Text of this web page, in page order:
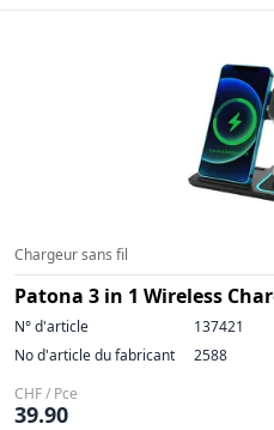
Chargeur sans fil
Patona 3 in 1 Wireless
N° d'article
137421
No d'article du fabricant
2588
CHF / Pce
39.90